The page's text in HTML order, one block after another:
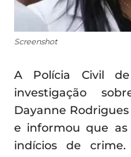
Screenshot
A Polícia Civil
investigação
Dayanne
e informou que as
indícios de